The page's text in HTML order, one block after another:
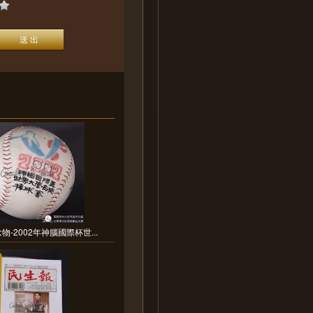
-2002年神腦國際杯世...